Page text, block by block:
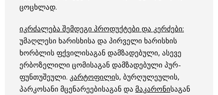
ცოცხლად.
იკრძალება შემდეგი პროდუქტები და კერძები:
უმაღლესი ხარისხისა და პირველი ხარისხის
ხორბლის ფქვილისაგან დამზადებული, ასევე
ერბოზელილი ცომისაგან დამზადებული პურ-
ფუნთუშეული. კარტოფილის, ბურღულეულის,
პარკოსანი მცენარეებისაგან და მაკარონისაგან